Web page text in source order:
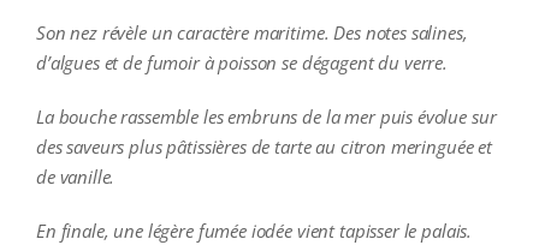
Son nez révèle un caractère maritime. Des notes salines,
d’algues et de fumoir à poisson se dégagent du verre.
La bouche rassemble les embruns de la mer puis évolue sur
des saveurs plus pâtissières de tarte au citron meringuée et
de vanille.
En finale, une légère fumée iodée vient tapisser le palais.